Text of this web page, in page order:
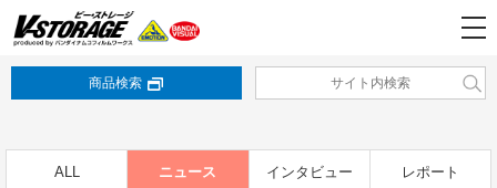
商品検索
ALL ニュース インタビュー レポート